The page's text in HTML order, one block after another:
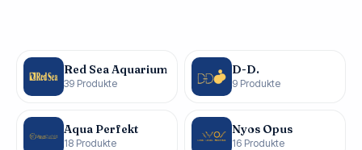
Red Sea Aquarium
39 Produkte
D-D.
9 Produkte
Aqua Perfekt
18 Produkte
Nyos Opus
16 Produkte